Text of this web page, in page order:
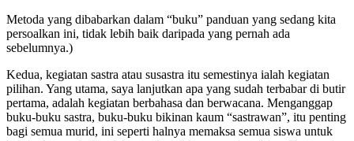
Metoda yang dibabarkan dalam “buku” panduan yang sedang kita
persoalkan ini, tidak lebih baik daripada yang pernah ada
sebelumnya.)
Kedua, kegiatan sastra atau susastra itu semestinya ialah kegiatan
pilihan. Yang utama, saya lanjutkan apa yang sudah terbabar di butir
pertama, adalah kegiatan berbahasa dan berwacana. Menganggap
buku-buku sastra, buku-buku bikinan kaum “sastrawan”, itu penting
bagi semua murid, ini seperti halnya memaksa semua siswa untuk